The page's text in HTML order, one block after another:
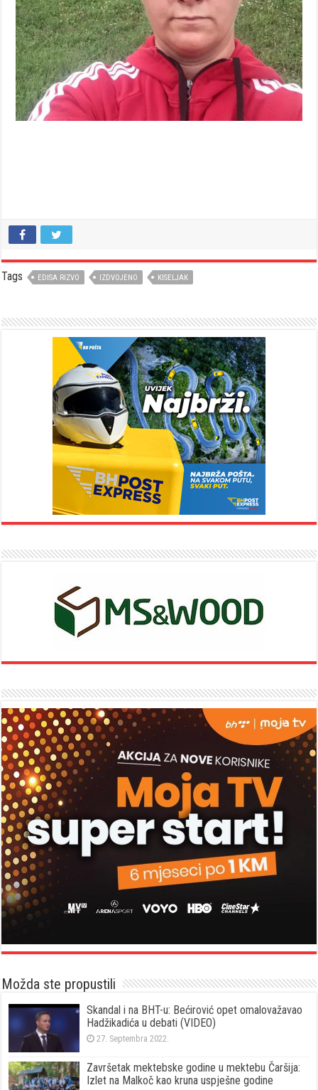
Tags EDISA RIZVO IZDVOJENO KISELJAK
Možda ste propustili
Skandal i na BHT-u: Bećirović opet omalovažavao
Hadžikadića u debati (VIDEO)
27. Septembra 2022.
Završetak mektebske godine u mektebu Čaršija:
Izlet na Malkoč kao kruna uspješne godine